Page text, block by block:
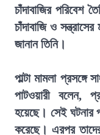
চাঁদাবাজির পরিবেশ
চাঁদাবাজি ও
জানান তিনি।
পাল্টা মামলা প্রসঙ্গে
পাটওয়ারী বলেন,
হয়েছে। সেই ঘটনার
করেছে। এরপর তাদের